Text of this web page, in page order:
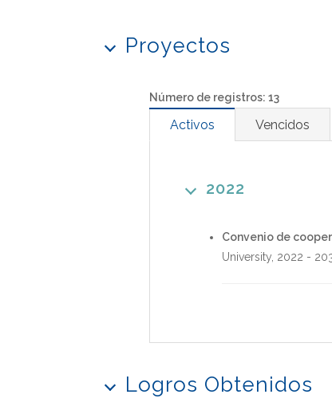
Proyectos
Número de registros: 13
Activos Vencidos
2022
Convenio de
University 2022 -
Logros Obtenidos